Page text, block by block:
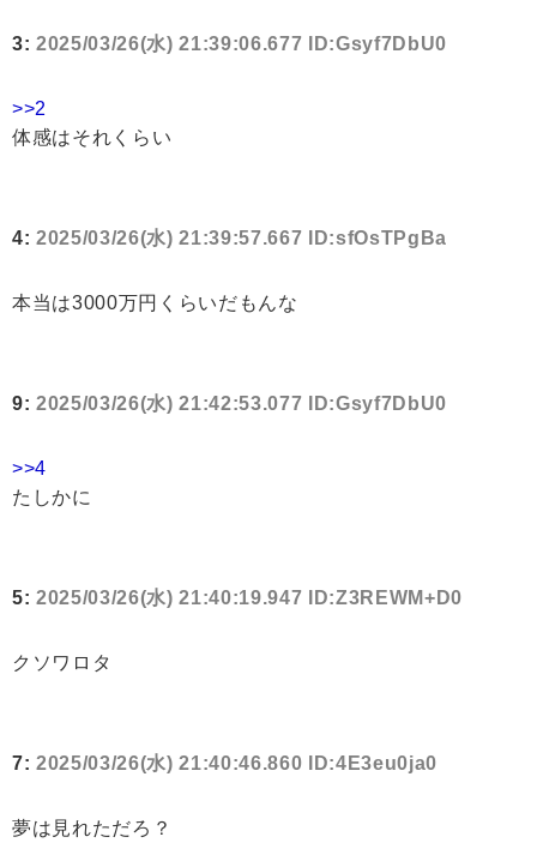
3: 2025/03/26(水) 21:39:06.677 ID:Gsyf7DbU0
>>2
体感はそれくらい
4: 2025/03/26(水) 21:39:57.667 ID:sfOsTPgBa
本当は3000万円くらいだもんな
9: 2025/03/26(水) 21:42:53.077 ID:Gsyf7DbU0
>>4
たしかに
5: 2025/03/26(水) 21:40:19.947 ID:Z3REWM+D0
クソワロタ
7: 2025/03/26(水) 21:40:46.860 ID:4E3eu0ja0
夢は見れただろ？